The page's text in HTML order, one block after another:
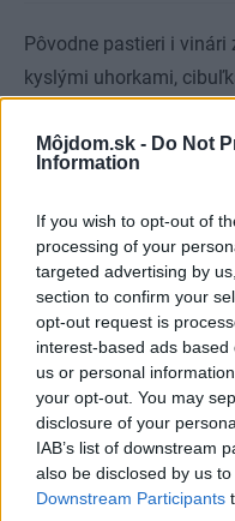
Môjdom.sk - Do Not
Information
If you wish to opt-out of
processing of your
targeted advertising by
section to confirm your
opt-out request is
interest-based ads
us or personal
your opt-out. You may
disclosure of your
IAB’s list of downstream
also be disclosed by us
Downstream Participants
Pôvodne pastieri i vinári
kyslými uhorkami,
rôzne druhy
kuchyni zároveň syr,
na jeho prípravu. Každý
plochou, kde možno
mäso, ryby, zeleninu,